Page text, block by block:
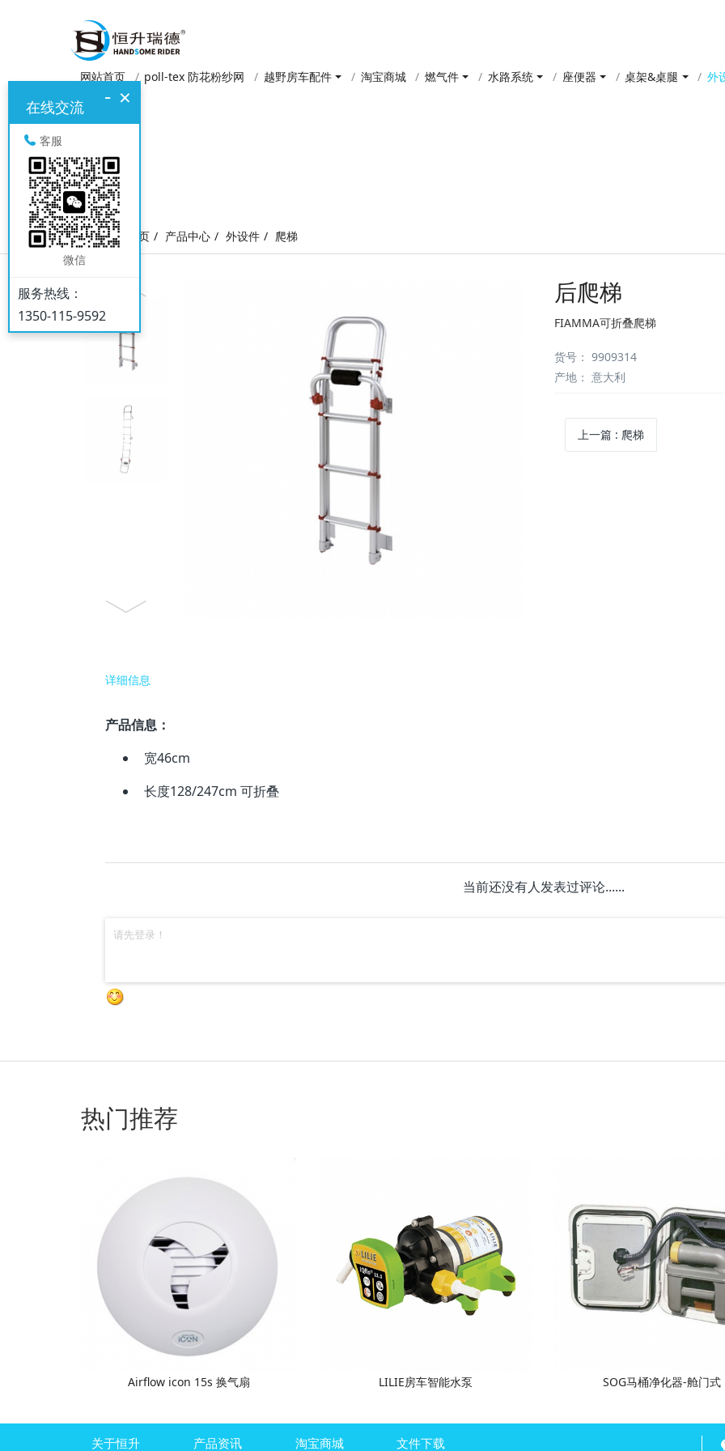
网站首页 poll-tex 防花粉纱网 越野房车配件 淘宝商城 燃气件 水路系统 座便器 桌架&桌腿 外
网站首页 产品中心 外设件 爬梯
后爬梯
FIAMMA可折叠爬梯
货号： 9909314
产地： 意大利
上一篇 : 爬梯
详细信息
产品信息：
宽46cm
长度128/247cm 可折叠
当前还没有人发表过评论......
热门推荐
Airflow icon 15s 换气扇 LILIE房车智能水泵 SOG马桶净化器-舱门式
关于恒升 产品资讯 淘宝商城 文件下载
×
-
在线交流
客服
微信
服务热线：
1350-115-9592